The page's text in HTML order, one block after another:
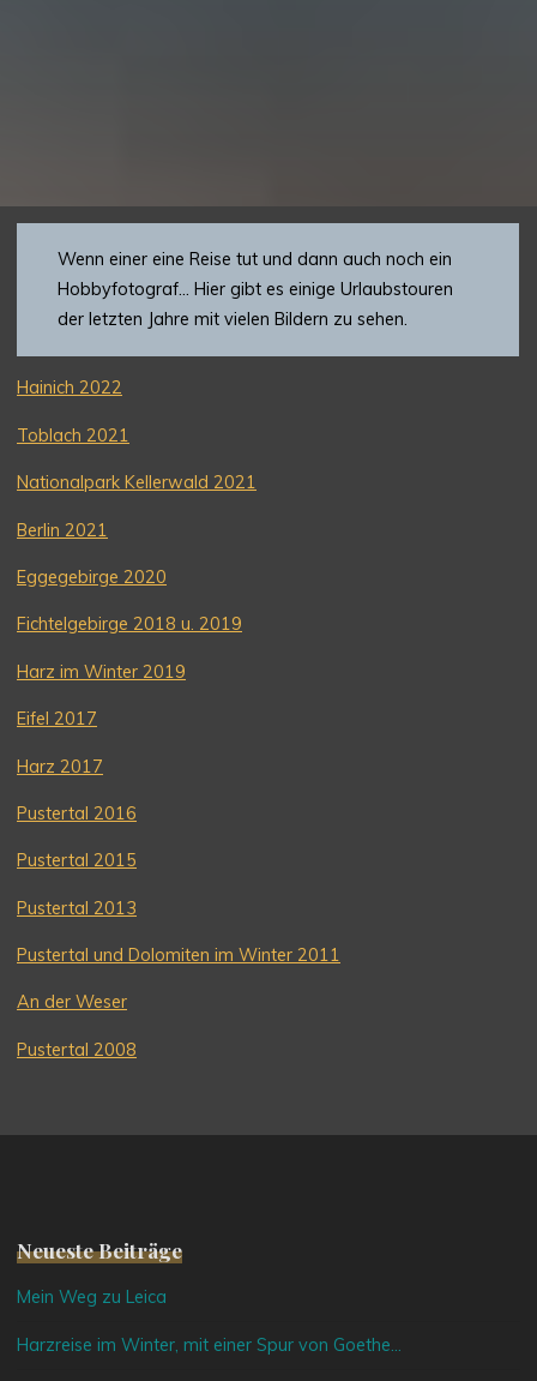
Wenn einer eine Reise tut und dann auch noch ein
Hobbyfotograf… Hier gibt es einige Urlaubstouren
der letzten Jahre mit vielen Bildern zu sehen.
Hainich 2022
Toblach 2021
Nationalpark Kellerwald 2021
Berlin 2021
Eggegebirge 2020
Fichtelgebirge 2018 u. 2019
Harz im Winter 2019
Eifel 2017
Harz 2017
Pustertal 2016
Pustertal 2015
Pustertal 2013
Pustertal und Dolomiten im Winter 2011
An der Weser
Pustertal 2008
Neueste Beiträge
Mein Weg zu Leica
Harzreise im Winter, mit einer Spur von Goethe…